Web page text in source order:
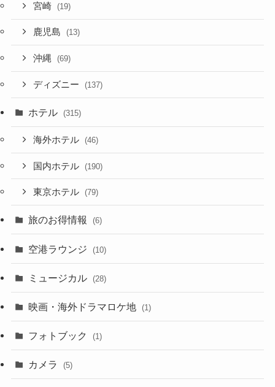
宮崎 (19)
鹿児島 (13)
沖縄 (69)
ディズニー (137)
ホテル (315)
海外ホテル (46)
国内ホテル (190)
東京ホテル (79)
旅のお得情報 (6)
空港ラウンジ (10)
ミュージカル (28)
映画・海外ドラマロケ地 (1)
フォトブック (1)
カメラ (5)